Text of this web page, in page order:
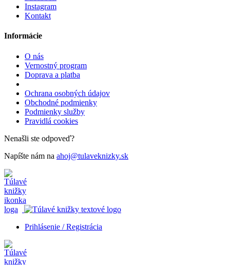
Instagram
Kontakt
Informácie
O nás
Vernostný program
Doprava a platba
Ochrana osobných údajov
Obchodné podmienky
Podmienky služby
Pravidlá cookies
Nenašli ste odpoveď?
Napíšte nám na ahoj@tulaveknizky.sk
Prihlásenie / Registrácia